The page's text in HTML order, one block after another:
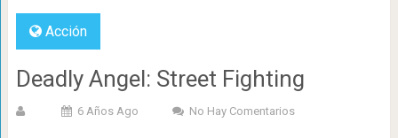
Acción
Deadly Angel: Street Fighting
6 Años Ago No Hay Comentarios